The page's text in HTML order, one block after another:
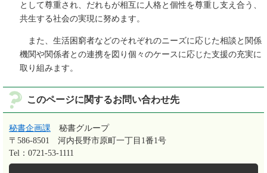
として尊重され、だれもが相互に人格と個性を尊重し支え合う、
共生する社会の実現に努めます。
また、生活困窮者などのそれぞれのニーズに応じた相談と関係
機関や関係者との連携を図り個々のケースに応じた支援の充実に
取り組みます。
このページに関するお問い合わせ先
秘書企画課
秘書グループ
〒586-8501
河内長野市原町一丁目1番1号
Tel：0721-53-1111